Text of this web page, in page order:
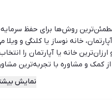
مطمئن‌ترین روش‌ها برای حفظ
خانه نوساز یا کلنگی و
خانه یا آپارتمان را
کمک و مشاوره با تجربه‌ترین
دهید.
نمایش